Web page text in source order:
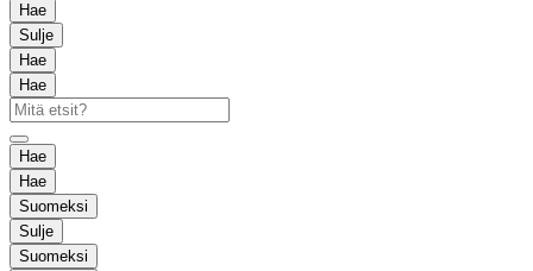
Hae
Sulje
Hae
Hae
Hae
Hae
Suomeksi
Sulje
Suomeksi